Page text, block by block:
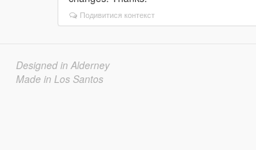
Подивитися контекст
Designed in Alderney
Made in Los Santos